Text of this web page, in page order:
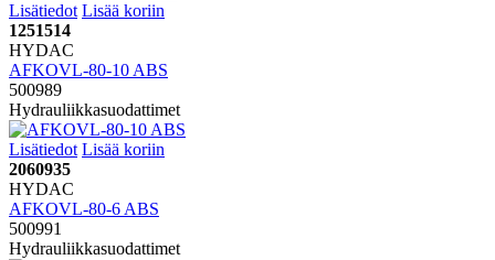
Lisätiedot Lisää koriin
1251514
HYDAC
AFKOVL-80-10 ABS
500989
Hydrauliikkasuodattimet
Lisätiedot Lisää koriin
2060935
HYDAC
AFKOVL-80-6 ABS
500991
Hydrauliikkasuodattimet